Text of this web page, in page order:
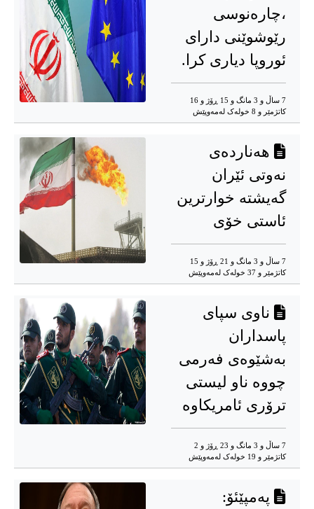
،چارەنوسی
رێوشوێنی دارای
ئوروپا دیاری کرا.
7 ساڵ و 3 مانگ و 15 ڕۆژ و 16
کاتژمێر و 8 خوله‌ک له‌مه‌وپێش‌
هەناردەی
نەوتی ئێران
گەیشتە خوارترین
ئاستی خۆی
7 ساڵ و 3 مانگ و 21 ڕۆژ و 15
کاتژمێر و 37 خوله‌ک له‌مه‌وپێش‌
ناوی سپای
پاسداران
بەشێوەی فەرمی
چووە ناو لیستی
ترۆری ئامریکاوە
7 ساڵ و 3 مانگ و 23 ڕۆژ و 2
کاتژمێر و 19 خوله‌ک له‌مه‌وپێش‌
پەمپێئۆ: